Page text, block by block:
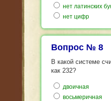
нет латинских
нет цифр
Вопрос № 8
В какой системе
как 232?
двоичная
восьмеричная